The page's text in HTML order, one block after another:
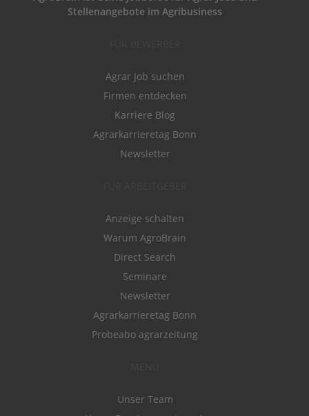
Stellenangebote im Agribusiness
Agrar Job suchen
Firmen entdecken
Karriere Blog
Agrarkarrieretag Bonn
Newsletter
Anzeige schalten
Warum AgroBrain
Direct Search
Seminare
Newsletter
Agrarkarrieretag Bonn
Probeabo agrarzeitung
Unser Team